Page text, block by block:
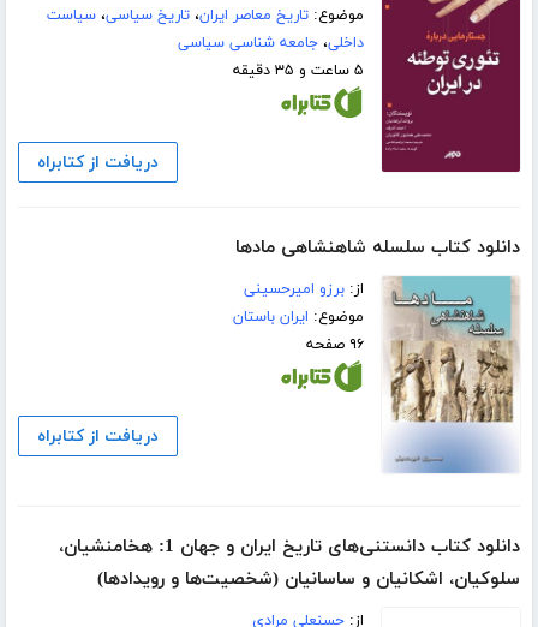
موضوع:تاریخ معاصر ایران،تاریخ سیاسی،سیاست
داخلی،جامعه شناسی سیاسی
۵ ساعت و ۳۵ دقیقه
دریافت از کتابراه
دانلود کتاب سلسله شاهنشاهی مادها
از:برزو امیرحسینی
موضوع: ایران باستان
۹۶ صفحه
دریافت از کتابراه
دانلود کتاب دانستنی‌های تاریخ ایران و جهان 1: هخامنشیان،
سلوکیان، اشکانیان و ساسانیان (‌شخصیت‌ها و رویدادها)
از:حسنعلی مرادی